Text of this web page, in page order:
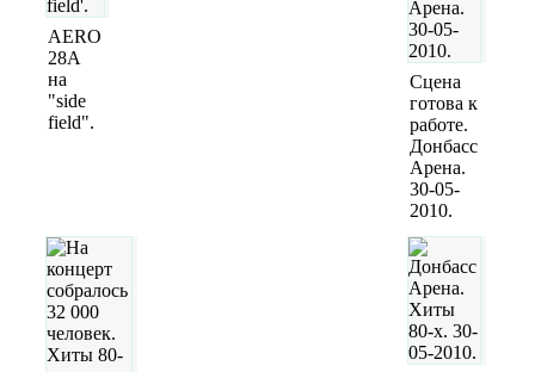
AERO
28A
на
"side
field".
Сцена
готова к
работе.
Донбасс
Арена.
30-05-
2010.